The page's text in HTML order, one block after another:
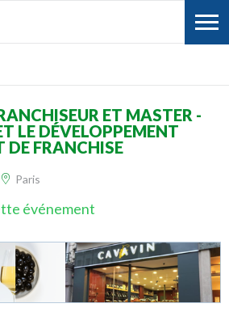
ET MASTER -
LE DÉVELOPPEMENT
DE FRANCHISE
Paris
événement